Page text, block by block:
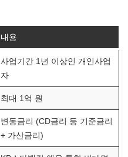
내용
사업기간 1년 이상인 개인사업
자
최대 1억 원
변동금리 (CD금리 등 기준금리
+ 가산금리)